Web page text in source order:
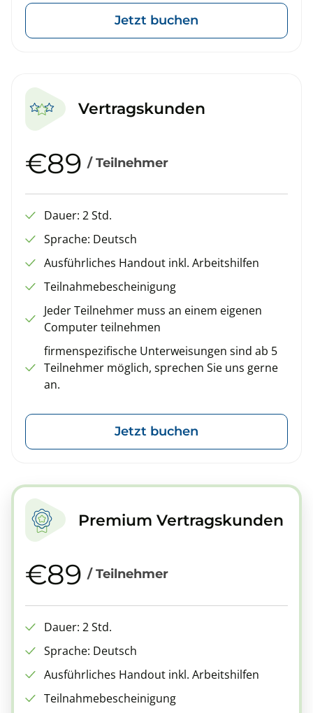
Jetzt buchen
Vertragskunden
€89 / Teilnehmer
Dauer: 2 Std.
Sprache: Deutsch
Ausführliches Handout inkl. Arbeitshilfen
Teilnahmebescheinigung
Jeder Teilnehmer muss an einem eigenen
Computer teilnehmen
firmenspezifische Unterweisungen sind ab 5
Teilnehmer möglich, sprechen Sie uns gerne
an.
Jetzt buchen
Premium Vertragskunden
€89 / Teilnehmer
Dauer: 2 Std.
Sprache: Deutsch
Ausführliches Handout inkl. Arbeitshilfen
Teilnahmebescheinigung